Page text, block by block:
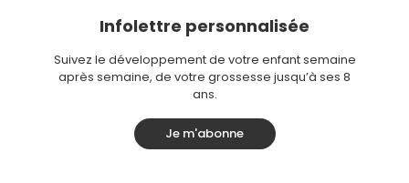
Infolettre personnalisée
Suivez le développement de votre enfant semaine
après semaine, de votre grossesse jusqu’à ses 8
ans.
Je m'abonne